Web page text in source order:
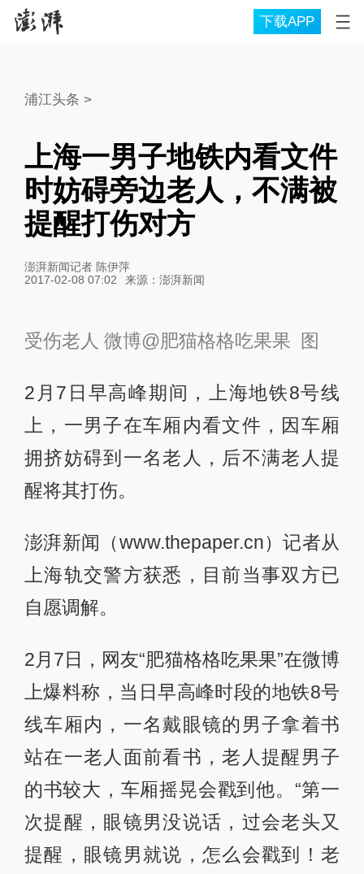
下载APP
浦江头条 >
上海一男子地铁内看文件
时妨碍旁边老人，不满被
提醒打伤对方
澎湃新闻记者 陈伊萍
2017-02-08 07:02
来源： 澎湃新闻
受伤老人 微博@肥猫格格吃果果 图
2月7日早高峰期间，上海地铁8号线
上，一男子在车厢内看文件，因车厢
拥挤妨碍到一名老人，后不满老人提
醒将其打伤。
澎湃新闻（www.thepaper.cn）记者从
上海轨交警方获悉，目前当事双方已
自愿调解。
2月7日，网友“肥猫格格吃果果”在微博
上爆料称，当日早高峰时段的地铁8号
线车厢内，一名戴眼镜的男子拿着书
站在一老人面前看书，老人提醒男子
的书较大，车厢摇晃会戳到他。“第一
次提醒，眼镜男没说话，过会老头又
提醒，眼镜男就说，怎么会戳到！老